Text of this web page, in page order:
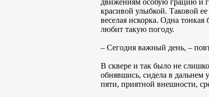
движениям особую грацию и
красивой улыбкой. Таковой
веселая искорка. Одна
любит такую погоду.
– Сегодня важный день, –
В сквере и так было не
обнявшись, сидела в дальнем
пяти, приятной внешности,